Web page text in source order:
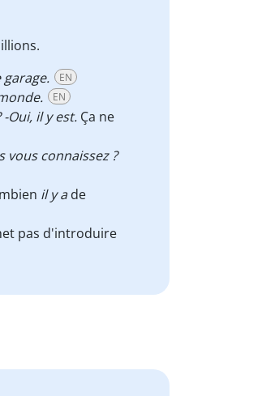
EN
EN
Oui, il y est. Ça ne
vous connaissez ?
il y ade
pas d'introduire